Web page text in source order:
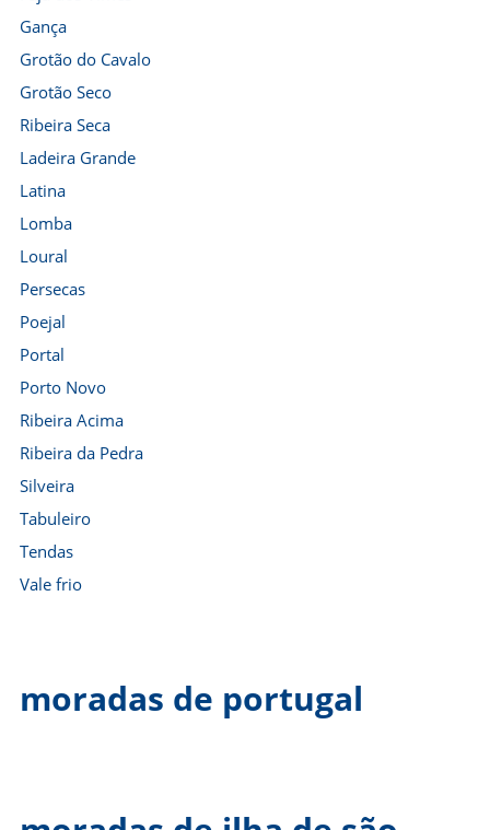
Gança
Grotão do Cavalo
Grotão Seco
Ribeira Seca
Ladeira Grande
Latina
Lomba
Loural
Persecas
Poejal
Portal
Porto Novo
Ribeira Acima
Ribeira da Pedra
Silveira
Tabuleiro
Tendas
Vale frio
moradas de portugal